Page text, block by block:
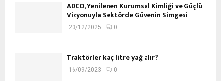
ADCO, Yenilenen Kurumsal Kimliği ve Güçlü
Vizyonuyla Sektörde Güvenin Simgesi
23/12/2025 0
Traktörler kaç litre yağ alır?
16/09/2023 0